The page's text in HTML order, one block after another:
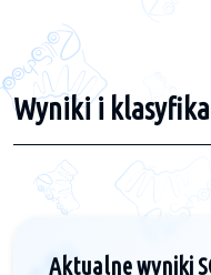
Wyniki i
Aktualne wyniki